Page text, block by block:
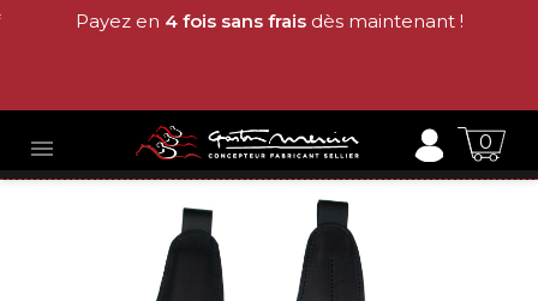
Payez en 4 fois sans fraisdès maintenant !
 0